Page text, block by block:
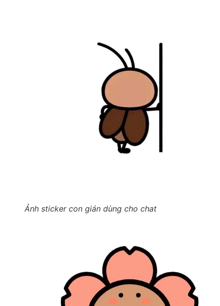
Ảnh sticker con gián dùng cho chat